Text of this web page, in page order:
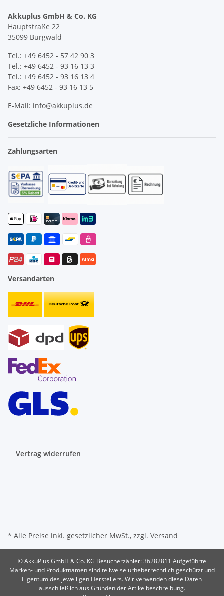
Akkuplus GmbH & Co. KG
Hauptstraße 22
35099 Burgwald
Tel.: +49 6452 - 57 42 90 3
Tel.: +49 6452 - 93 16 13 3
Tel.: +49 6452 - 93 16 13 4
Fax: +49 6452 - 93 16 13 5
E-Mail: info@akkuplus.de
Gesetzliche Informationen
Zahlungsarten
Versandarten
Vertrag widerrufen
* Alle Preise inkl. gesetzlicher MwSt., zzgl. Versand
© AkkuPlus GmbH & Co. KG Besucherzähler: 36282811 Aufgeführte
Marken- und Produktnamen sind teilweise urheberrechtlich geschützt und
Eigentum des jeweiligen Herstellers. Wir verwenden diese Daten
ausschließlich aus Gründen der Artikelbeschreibung.